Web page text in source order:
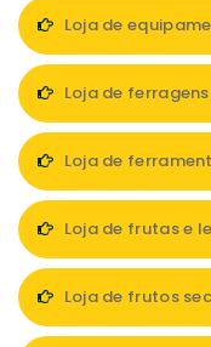
Loja de
Loja de ferragens
Loja de
Loja de frutas e
Loja de frutos